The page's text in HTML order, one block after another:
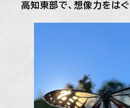
高知東部で、想像力をは